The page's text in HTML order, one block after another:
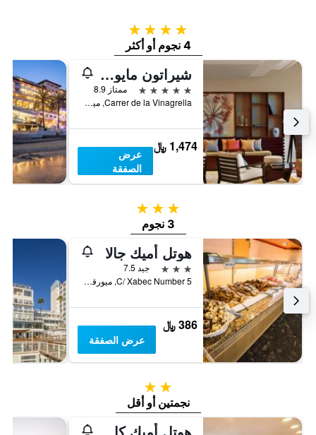
4 نجوم
4 نجوم أو أكثر
شيراتون مايوركا أرابيلا جولف هوتل
5 نجوم
ممتاز 8.9
Carrer de la Vinagrella, ميورقة, مالوركا, أسبانيا
1,474 ﷼
عرض
الصفقة
3 نجوم
3 نجوم
هوتل أميك جالا
3 نجوم
جيد 7.5
C/ Xabec Number 5, ميورقة, مالوركا, أسبانيا
386 ﷼
عرض الصفقة
2 نجمتين
نجمتين أو أقل